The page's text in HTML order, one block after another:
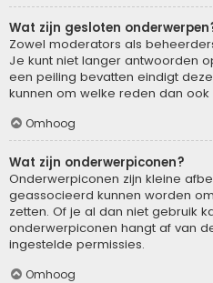
Wat zijn gesloten
Zowel moderators als
Je kunt niet langer antwoorden
een peiling bevatten eindigt
kunnen om welke reden dan
Omhoog
Wat zijn onderwerpiconen?
Onderwerpiconen zijn kleine
geassocieerd kunnen worden
zetten. Of je al dan niet gebruik
onderwerpiconen hangt af van
ingestelde permissies.
Omhoog